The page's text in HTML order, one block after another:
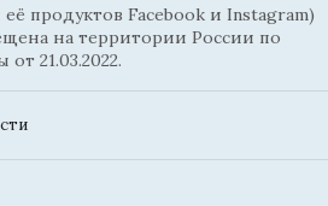
продуктов Facebook и Instagram)
на территории России по
21.03.2022.